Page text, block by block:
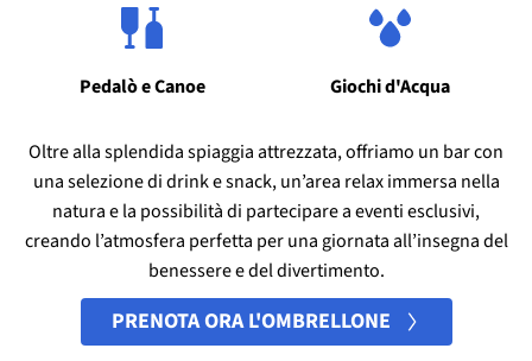
Pedalò e Canoe Giochi d'Acqua
Oltre alla splendida spiaggia attrezzata, offriamo un bar con
una selezione di drink e snack, un’area relax immersa nella
natura e la possibilità di partecipare a eventi esclusivi,
creando l’atmosfera perfetta per una giornata all’insegna del
benessere e del divertimento.
PRENOTA ORA L'OMBRELLONE